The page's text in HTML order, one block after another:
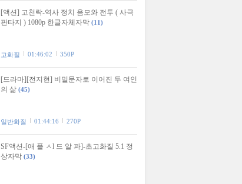
[액션] 고천락-역사 정치 음모와 전투 ( 사극
판타지 ) 1080p 한글자체자막 (11)
고화질 01:46:02 350P
[드라마][전지현] 비밀문자로 이어진 두 여인
의 삶 (45)
일반화질 01:44:16 270P
SF액션-[애 플 ㅅl 드 알 파]-초고화질 5.1 정
상자막 (33)